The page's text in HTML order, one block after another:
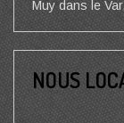
Muy dans le
NOUS